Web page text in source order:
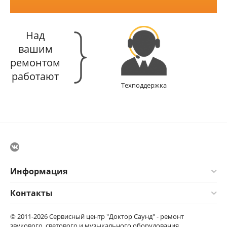
Над
вашим
ремонтом
работают
Техподдержка
Информация
Контакты
© 2011-2026 Сервисный центр "Доктор Саунд" - ремонт